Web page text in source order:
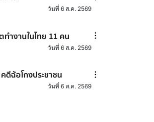
วันที่ 6 ส.ค. 2569
ำงานในไทย 11 คน
วันที่ 6 ส.ค. 2569
ดีฉ้อโกงประชาชน
วันที่ 6 ส.ค. 2569